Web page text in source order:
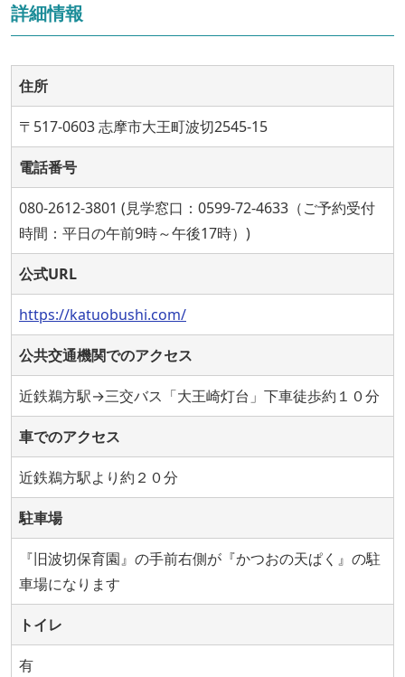
詳細情報
住所
〒517-0603 志摩市大王町波切2545-15
電話番号
080-2612-3801 (見学窓口：0599-72-4633（ご予約受付
時間：平日の午前9時～午後17時）)
公式URL
https://katuobushi.com/
公共交通機関でのアクセス
近鉄鵜方駅→三交バス「大王崎灯台」下車徒歩約１０分
車でのアクセス
近鉄鵜方駅より約２０分
駐車場
『旧波切保育園』の手前右側が『かつおの天ぱく』の駐
車場になります
トイレ
有